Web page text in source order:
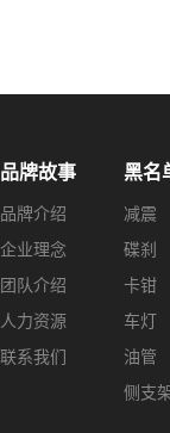
品牌故事
品牌介绍
企业理念
团队介绍
人力资源
联系我们
黑名
减震
碟刹
卡钳
车灯
油管
侧支